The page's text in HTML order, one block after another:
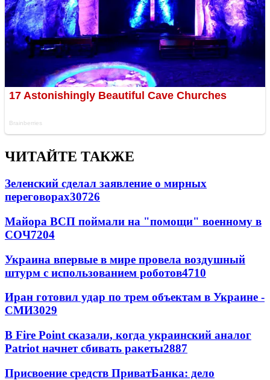
ЧИТАЙТЕ ТАКЖЕ
Зеленский сделал заявление о мирных
переговорах30726
Майора ВСП поймали на "помощи" военному в
СОЧ7204
Украина впервые в мире провела воздушный
штурм с использованием роботов4710
Иран готовил удар по трем объектам в Украине -
СМИ3029
В Fire Point сказали, когда украинский аналог
Patriot начнет сбивать ракеты2887
Присвоение средств ПриватБанка: дело